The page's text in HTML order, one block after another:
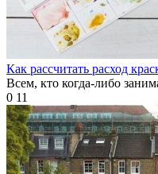
Как рассчитать расход
Всем, кто когда-либо
0 11